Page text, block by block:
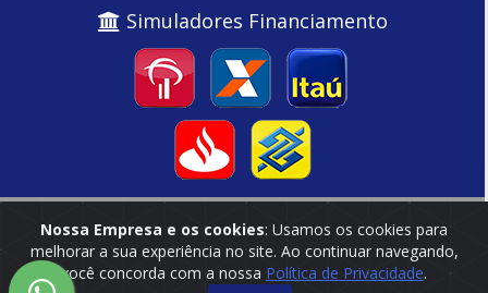
Nossa Empresa e os cookies: Usamos os cookies para
melhorar a sua experiência no site. Ao continuar navegando,
você concorda com a nossa Política de Privacidade.
Simuladores Financiamento
Home|Empresa|Cadastre seu Imóvel|Contato
Reservamo-nos o direito de qualquer erro de digitação, assim como